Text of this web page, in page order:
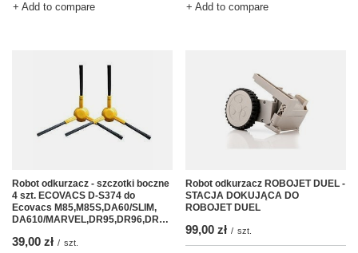
+ Add to compare + Add to compare
Robot odkurzacz - szczotki boczne
4 szt. ECOVACS D-S374 do
Ecovacs M85,M85S,DA60/SLIM,
DA610/MARVEL,DR95,DR96,DR98,DM81,DN78,DM88
39,00 zł / szt.
Robot odkurzacz ROBOJET DUEL -
STACJA DOKUJĄCA DO
ROBOJET DUEL
99,00 zł / szt.